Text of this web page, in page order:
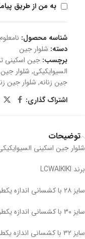
به من از طریق
شناسه محصول:
دسته: شلوار جین
برچسب: جین اسکینی
السیوایکیکی, شلوار جین
جین زنانه, شلوار جین
اشتراک گذاری:
توضیحات
شلوار جین اسکینی
برند LCWAIKIKI
سایز ۲۸ با کشسانی اندازه یکطرف باسن از ۴۲-۴۸ سانت(مناسب سایز ۳۸)
سایز ۳۰ با کشسانی اندازه یکطرف باسن از ۵۱-۴۴ سانت(مناسب سایز ۴۰)
سایز ۳۲ با کشسانی اندازه یکطرف باسن از ۵۵-۴۷ سانت(مناسب سایز ۴۲،۴۴)